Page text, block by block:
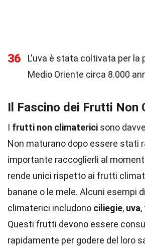
36
L'uva è stata coltivata per la
Medio Oriente circa 8.000
Il Fascino dei Frutti Non
I frutti non climaterici sono
Non maturano dopo essere stati
importante raccoglierli al
rende unici rispetto ai frutti
banane o le mele. Alcuni esempi
climaterici includono ciliegie, uva,
Questi frutti devono essere
rapidamente per godere del loro